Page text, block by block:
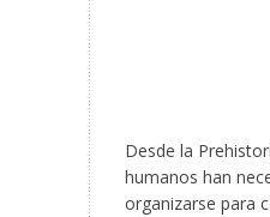
Desde la
humanos han
organizarse para